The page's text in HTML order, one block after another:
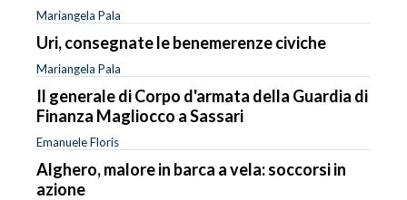
Mariangela Pala
Uri, consegnate le benemerenze civiche
Mariangela Pala
Il generale di Corpo d'armata della Guardia di
Finanza Magliocco a Sassari
Emanuele Floris
Alghero, malore in barca a vela: soccorsi in
azione